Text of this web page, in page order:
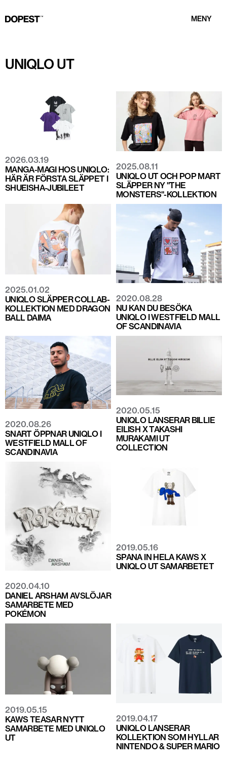
MENY
UNIQLO UT
2026.03.19
MANGA-MAGI HOS UNIQLO:
HÄR ÄR FÖRSTA SLÄPPET I
SHUEISHA-JUBILEET
2025.08.11
UNIQLO UT OCH POP MART
SLÄPPER NY "THE
MONSTERS"-KOLLEKTION
2025.01.02
UNIQLO SLÄPPER COLLAB-
KOLLEKTION MED DRAGON
BALL DAIMA
2020.08.28
NU KAN DU BESÖKA
UNIQLO I WESTFIELD MALL
OF SCANDINAVIA
2020.08.26
SNART ÖPPNAR UNIQLO I
WESTFIELD MALL OF
SCANDINAVIA
2020.05.15
UNIQLO LANSERAR BILLIE
EILISH X TAKASHI
MURAKAMI UT
COLLECTION
2020.04.10
DANIEL ARSHAM AVSLÖJAR
SAMARBETE MED
POKÉMON
2019.05.16
SPANA IN HELA KAWS X
UNIQLO UT SAMARBETET
2019.05.15
KAWS TEASAR NYTT
SAMARBETE MED UNIQLO
UT
2019.04.17
UNIQLO LANSERAR
KOLLEKTION SOM HYLLAR
NINTENDO & SUPER MARIO